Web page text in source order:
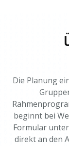
Die Planung
beginnt bei
Formular
direkt an den